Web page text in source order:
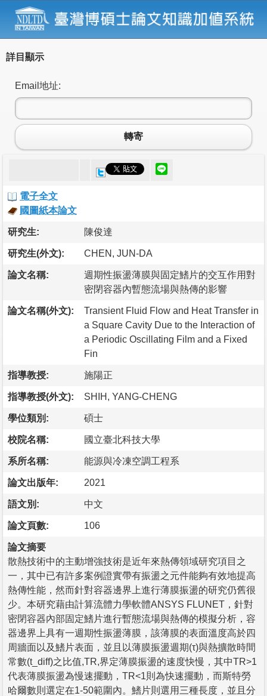
詳目顯示
Email地址:
轉寄
電子全文
國圖紙本論文
研究生: 陳俊達
研究生(外文): CHEN, JUN-DA
論文名稱:
週期性振盪薄膜與固定鰭片的交互作用對
密閉容器內暫態流場與熱傳的影響
論文名稱(外文):
Transient Fluid Flow and Heat Transfer in
a Square Cavity Due to the Interaction of
a Periodic Oscillating Film and a Fixed
Fin
指導教授: 施陽正
指導教授(外文): SHIH, YANG-CHENG
學位類別: 碩士
校院名稱: 國立臺北科技大學
系所名稱: 能源與冷凍空調工程系
論文出版年: 2021
語文別: 中文
論文頁數: 106
論文摘要
散熱技術中的主動增強技術是近年來熱傳領域研究項目之
一，其中已有許多案例證實帶有振盪之元件能夠有效地提高
熱傳性能，然而針對容器邊界上進行薄膜振盪的研究仍舊很
少。本研究藉由計算流體力學軟體ANSYS FLUNET，針對
密閉容器內部固定鰭片進行暫態流場與熱傳的模擬分析，容
器邊界上具有一週期性振盪薄膜，該薄膜的表面溫度高於四
周牆面以及鰭片表面，並且以薄膜振盪週期(τ)與熱擴散時間
常數(t_diff)之比值,TR,界定薄膜振盪的速度快慢，其中TR>1
代表薄膜振盪為慢速擺動，TR<1則為快速擺動，而斯特勞
哈爾數則選定在1-50範圍內。鰭片則選用三種長度，並且分